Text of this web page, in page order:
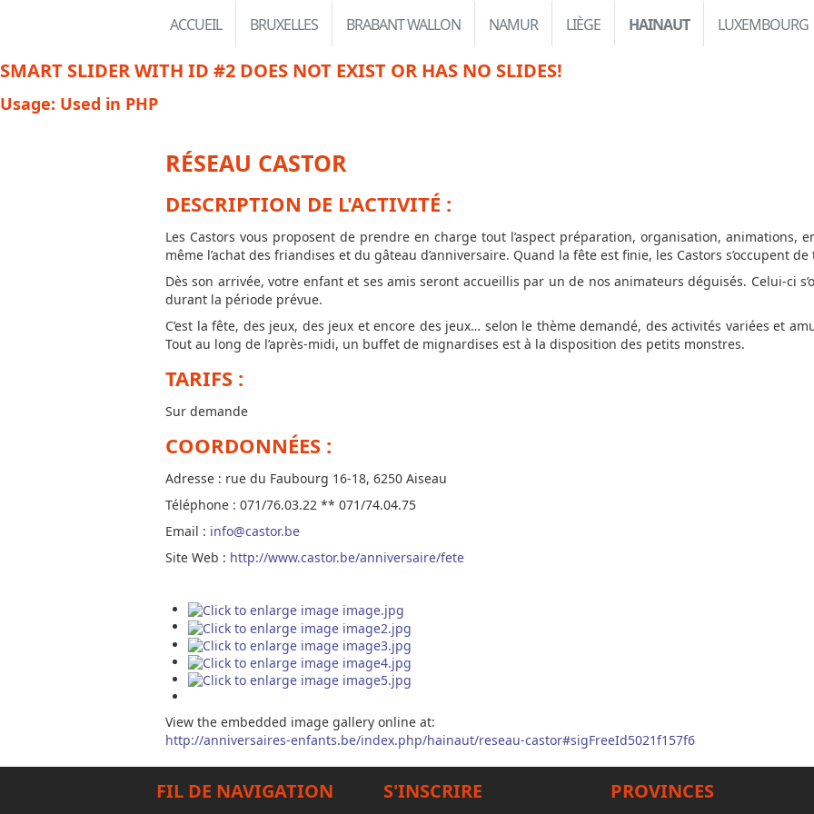
ACCUEIL BRUXELLES BRABANT WALLON NAMUR LIÈGE HAINAUT LUXEMBOURG
SMART SLIDER WITH ID #2 DOES NOT EXIST OR HAS NO SLIDES!
Usage: Used in PHP
RÉSEAU CASTOR
DESCRIPTION DE L'ACTIVITÉ :
Les Castors vous proposent de prendre en charge tout l’aspect préparation, organisation, animations,
même l’achat des friandises et du gâteau d’anniversaire. Quand la fête est finie, les Castors s’occupent
Dès son arrivée, votre enfant et ses amis seront accueillis par un de nos animateurs déguisés. Celui-ci
durant la période prévue.
C’est la fête, des jeux, des jeux et encore des jeux… selon le thème demandé, des activités variées et
Tout au long de l’après-midi, un buffet de mignardises est à la disposition des petits monstres.
TARIFS :
Sur demande
COORDONNÉES :
Adresse : rue du Faubourg 16-18, 6250 Aiseau
Téléphone : 071/76.03.22 ** 071/74.04.75
Email : info@castor.be
Site Web : http://www.castor.be/anniversaire/fete
View the embedded image gallery online at:
http://anniversaires-enfants.be/index.php/hainaut/reseau-castor#sigFreeId5021f157f6
FIL DE NAVIGATION S'INSCRIRE PROVINCES